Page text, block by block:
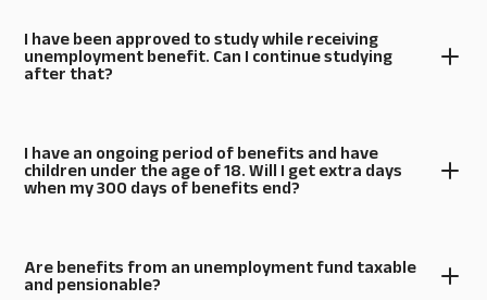
I have been approved to study while receiving
unemployment benefit. Can I continue studying
after that?
I have an ongoing period of benefits and have
children under the age of 18. Will I get extra days
when my 300 days of benefits end?
Are benefits from an unemployment fund taxable
and pensionable?